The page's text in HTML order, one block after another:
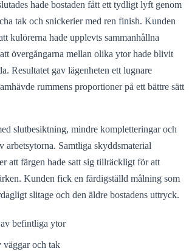
hade bostaden fått ett tydligt lyft genom
tak och snickerier med ren finish. Kunden
kulörerna hade upplevts sammanhållna
övergångarna mellan olika ytor hade blivit
Resultatet gav lägenheten ett lugnare
rummens proportioner på ett bättre sätt
slutbesiktning, mindre kompletteringar och
arbetsytorna. Samtliga skyddsmaterial
att färgen hade satt sig tillräckligt för att
Kunden fick en färdigställd målning som
slitage och den äldre bostadens uttryck.
befintliga ytor
väggar och tak